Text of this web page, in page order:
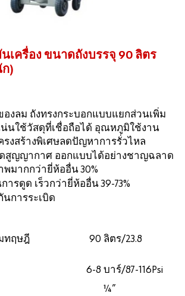
เครื่อง ขนาดถังบรรจุ 90 ลิตร
)
องลม ถังทรงกระบอกแบบแยกส่วนเพิ่ม
นใช้วัสดุที่เชื่อถือได้ อุณหภูมิใช้งาน
รงสร้างพิเศษลดปัญหาการรั่วไหล
ดสูญญากาศ ออกแบบได้อย่างชาญฉลาด
พมากกว่ายี่ห้ออื่น 30%
ารดูด เร็วกว่ายี่ห้ออื่น 39-73%
การระเบิด
ตามทฤษฎี 90 ลิตร/23.8
เข้า 6-8 บาร์/87-116Psi
ขาเข้า ¼”